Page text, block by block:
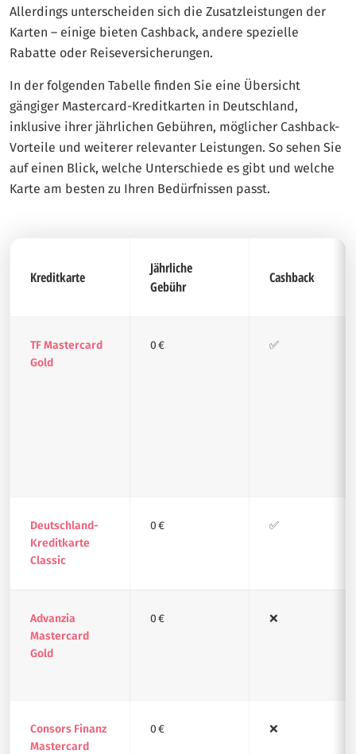
Allerdings unterscheiden sich die Zusatzleistungen der
Karten – einige bieten Cashback, andere spezielle
Rabatte oder Reiseversicherungen.
In der folgenden Tabelle finden Sie eine Übersicht
gängiger Mastercard-Kreditkarten in Deutschland,
inklusive ihrer jährlichen Gebühren, möglicher Cashback-
Vorteile und weiterer relevanter Leistungen. So sehen Sie
auf einen Blick, welche Unterschiede es gibt und welche
Karte am besten zu Ihren Bedürfnissen passt.
Kreditkarte
Jährliche
Gebühr
Cashback
TF Mastercard
Gold
0 € ✅
Deutschland-
Kreditkarte
Classic
0 € ✅
Advanzia
Mastercard
Gold
0 € ❌
Consors Finanz
Mastercard
0 € ❌